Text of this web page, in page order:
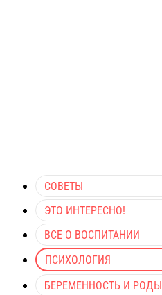
СОВЕТЫ
ЭТО ИНТЕРЕСНО!
ВСЕ О ВОСПИТАНИИ
ПСИХОЛОГИЯ
БЕРЕМЕННОСТЬ И РОДЫ